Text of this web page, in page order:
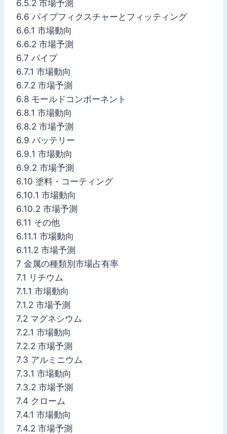
6.5.2 市場予測
6.6 パイプフィクスチャーとフィッティング
6.6.1 市場動向
6.6.2 市場予測
6.7 パイプ
6.7.1 市場動向
6.7.2 市場予測
6.8 モールドコンポーネント
6.8.1 市場動向
6.8.2 市場予測
6.9 バッテリー
6.9.1 市場動向
6.9.2 市場予測
6.10 塗料・コーティング
6.10.1 市場動向
6.10.2 市場予測
6.11 その他
6.11.1 市場動向
6.11.2 市場予測
7 金属の種類別市場占有率
7.1 リチウム
7.1.1 市場動向
7.1.2 市場予測
7.2 マグネシウム
7.2.1 市場動向
7.2.2 市場予測
7.3 アルミニウム
7.3.1 市場動向
7.3.2 市場予測
7.4 クローム
7.4.1 市場動向
7.4.2 市場予測